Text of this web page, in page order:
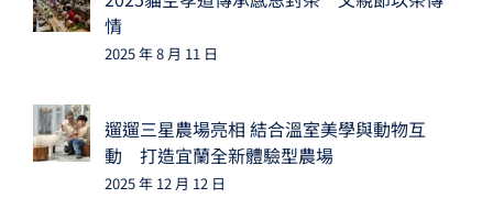
情
2025 年 8 月 11 日
遛遛三星農場亮相 結合溫室美學與動物互
動 打造宜蘭全新體驗型農場
2025 年 12 月 12 日